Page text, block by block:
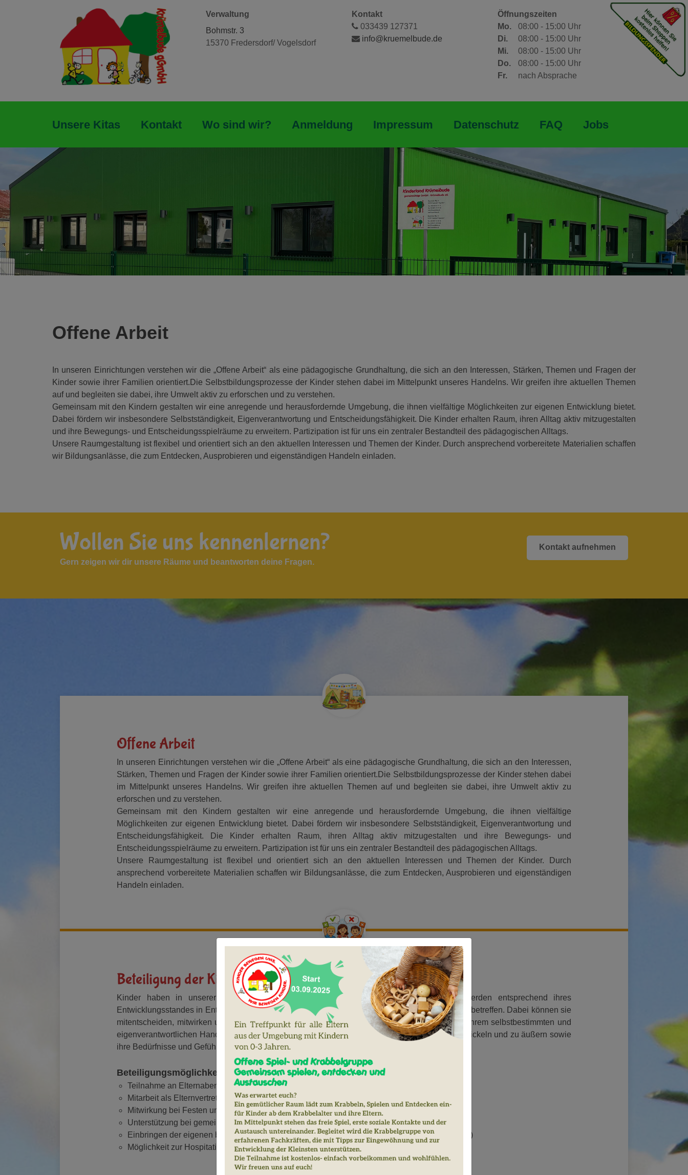
Verwaltung
Bohmstr. 3
15370 Fredersdorf/ Vogelsdorf
Kontakt
033439 127371
info@kruemelbude.de
Öffnungszeiten
Mo.
08:00 - 15:00 Uhr
Di.
08:00 - 15:00 Uhr
Mi.
08:00 - 15:00 Uhr
Do.
08:00 - 15:00 Uhr
Fr.
nach Absprache
Unsere Kitas Kontakt Wo sind wir? Anmeldung Impressum Datenschutz FAQ Jobs
Offene Arbeit
In unseren Einrichtungen verstehen wir die „Offene Arbeit“ als eine pädagogische Grundhaltung, die sich an den Interessen, Stärken, Themen und Fragen der
Kinder sowie ihrer Familien orientiert.Die Selbstbildungsprozesse der Kinder stehen dabei im Mittelpunkt unseres Handelns. Wir greifen ihre aktuellen Themen
auf und begleiten sie dabei, ihre Umwelt aktiv zu erforschen und zu verstehen.
Gemeinsam mit den Kindern gestalten wir eine anregende und herausfordernde Umgebung, die ihnen vielfältige Möglichkeiten zur eigenen Entwicklung bietet.
Dabei fördern wir insbesondere Selbstständigkeit, Eigenverantwortung und Entscheidungsfähigkeit. Die Kinder erhalten Raum, ihren Alltag aktiv mitzugestalten
und ihre Bewegungs- und Entscheidungsspielräume zu erweitern. Partizipation ist für uns ein zentraler Bestandteil des pädagogischen Alltags.
Unsere Raumgestaltung ist flexibel und orientiert sich an den aktuellen Interessen und Themen der Kinder. Durch ansprechend vorbereitete Materialien schaffen
wir Bildungsanlässe, die zum Entdecken, Ausprobieren und eigenständigen Handeln einladen.
Wollen Sie uns kennenlernen?
Gern zeigen wir dir unsere Räume und beantworten deine Fragen.
Kontakt aufnehmen
Offene Arbeit
In unseren Einrichtungen verstehen wir die „Offene Arbeit“ als eine pädagogische Grundhaltung, die sich an den Interessen,
Stärken, Themen und Fragen der Kinder sowie ihrer Familien orientiert.Die Selbstbildungsprozesse der Kinder stehen dabei
im Mittelpunkt unseres Handelns. Wir greifen ihre aktuellen Themen auf und begleiten sie dabei, ihre Umwelt aktiv zu
erforschen und zu verstehen.
Gemeinsam mit den Kindern gestalten wir eine anregende und herausfordernde Umgebung, die ihnen vielfältige
Möglichkeiten zur eigenen Entwicklung bietet. Dabei fördern wir insbesondere Selbstständigkeit, Eigenverantwortung und
Entscheidungsfähigkeit. Die Kinder erhalten Raum, ihren Alltag aktiv mitzugestalten und ihre Bewegungs- und
Entscheidungsspielräume zu erweitern. Partizipation ist für uns ein zentraler Bestandteil des pädagogischen Alltags.
Unsere Raumgestaltung ist flexibel und orientiert sich an den aktuellen Interessen und Themen der Kinder. Durch
ansprechend vorbereitete Materialien schaffen wir Bildungsanlässe, die zum Entdecken, Ausprobieren und eigenständigen
Handeln einladen.
Beteiligung der Kinder
Kinder haben in unserer Einrichtung vielfältige Möglichkeiten zur Mitbestimmung. Sie werden entsprechend ihres
Entwicklungsstandes in Entscheidungen einbezogen, die sie selbst, den Alltag sowie die Gruppe betreffen. Dabei können sie
mitentscheiden, mitwirken und werden altersgerecht informiert. Unser Ziel ist es, die Kinder in ihrem selbstbestimmten und
eigenverantwortlichen Handeln zu stärken. Wir begleiten sie dabei, ihre eigene Meinung zu entwickeln und zu äußern sowie
ihre Bedürfnisse und Gefühle wahrzunehmen und zu benennen.
Beteiligungsmöglichkeiten für Eltern:
Teilnahme an Elternabenden
Mitarbeit als Elternvertretung oder im Kitaausschuss
Mitwirkung bei Festen und Feiern
Unterstützung bei gemeinsamen Aktionen wie Frühjahrs- und Herbstputz
Einbringen der eigenen beruflichen Erfahrungen (z. B. durch die Vorstellung des Arbeitsplatzes)
Möglichkeit zur Hospitation im Kita-Alltag